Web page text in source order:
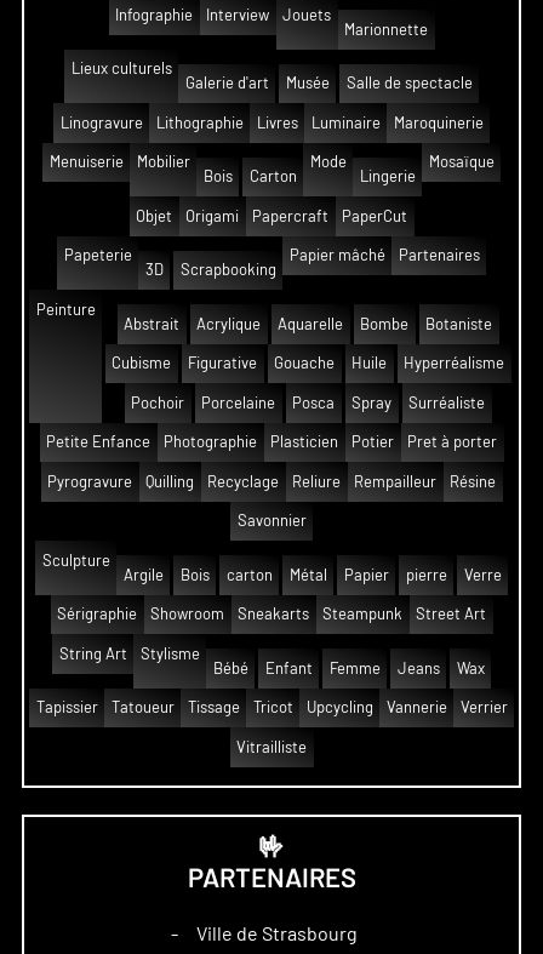
Infographie Interview
Jouets
Marionnette
Lieux culturels
Galerie d'art
Musée Salle de spectacle
Linogravure Lithographie Livres Luminaire Maroquinerie
Menuiserie
Mobilier
Bois
Carton
Mode
Lingerie
Mosaïque
Objet Origami Papercraft PaperCut
Papeterie
3D
Scrapbooking
Papier mâché Partenaires
Peinture
Abstrait
Acrylique Aquarelle Bombe Botaniste
Cubisme Figurative Gouache Huile Hyperréalisme
Pochoir Porcelaine Posca Spray Surréaliste
Petite Enfance Photographie Plasticien Potier Pret à porter
Pyrogravure Quilling Recyclage Reliure Rempailleur Résine
Savonnier
Sculpture
Argile
Bois carton Métal Papier pierre Verre
Sérigraphie Showroom Sneakarts Steampunk Street Art
String Art
Stylisme
Bébé
Enfant Femme Jeans Wax
Tapissier Tatoueur Tissage Tricot Upcycling Vannerie Verrier
Vitrailliste
🤟
PARTENAIRES
– Ville de Strasbourg